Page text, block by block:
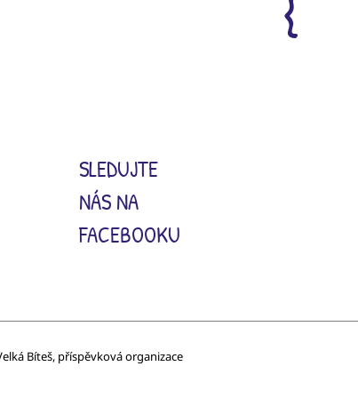
SLEDUJTE
NÁS NA
FACEBOOKU
Bíteš, příspěvková organizace